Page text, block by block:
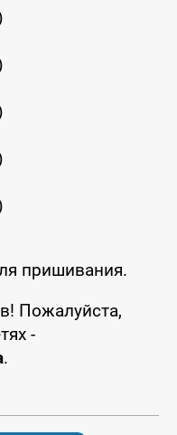
пришивания.
Пожалуйста,
-
.